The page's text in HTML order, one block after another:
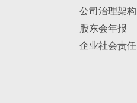
公司治理架构
股东会年报
企业社会责任